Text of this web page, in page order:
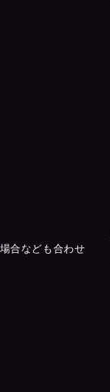
合なども合わせ